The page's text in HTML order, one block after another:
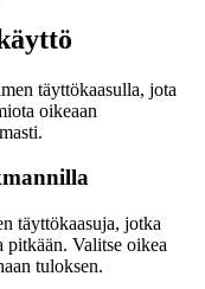
täyttökaasulla, jota
oikeaan
täyttökaasuja, jotka
Valitse oikea
tuloksen.